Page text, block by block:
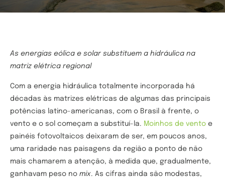
As energias eólica e solar substituem a hidráulica na
matriz elétrica regional
Com a energia hidráulica totalmente incorporada há
décadas às matrizes elétricas de algumas das principais
potências latino-americanas, com o Brasil à frente, o
vento e o sol começam a substituí-la. Moinhos de vento e
painéis fotovoltaicos deixaram de ser, em poucos anos,
uma raridade nas paisagens da região a ponto de não
mais chamarem a atenção, à medida que, gradualmente,
ganhavam peso no mix. As cifras ainda são modestas,